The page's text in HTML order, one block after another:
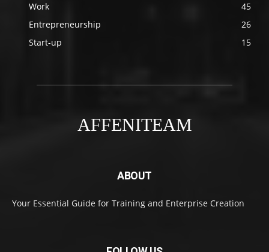
Work
45
Entrepreneurship
26
Start-up
15
AFFENITEAM
ABOUT
Your Essential Guide for Training and Enterprise Creation